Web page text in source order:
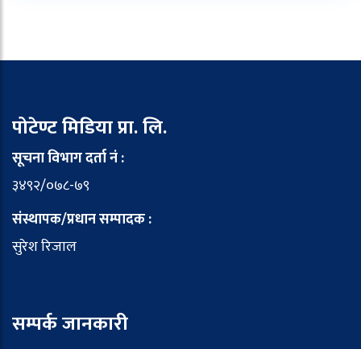
पोटेण्ट मिडिया प्रा. लि.
सूचना विभाग दर्ता नं :
३४९२/०७८-७९
संस्थापक/प्रधान सम्पादक :
सुरेश रिजाल
सम्पर्क जानकारी